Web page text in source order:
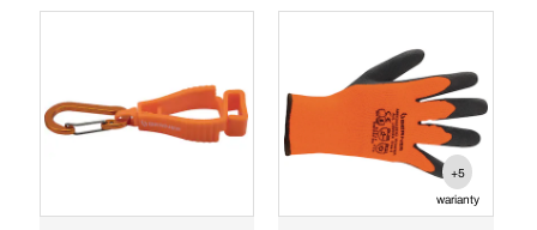
+5
warianty